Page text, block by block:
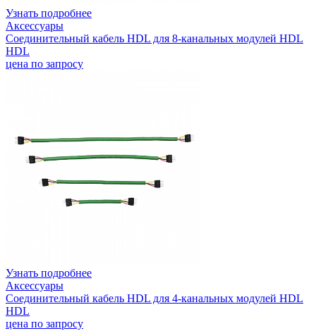
Узнать подробнее
Аксессуары
Соединительный кабель HDL для 8-канальных модулей HDL
HDL
цена по запросу
Узнать подробнее
Аксессуары
Соединительный кабель HDL для 4-канальных модулей HDL
HDL
цена по запросу